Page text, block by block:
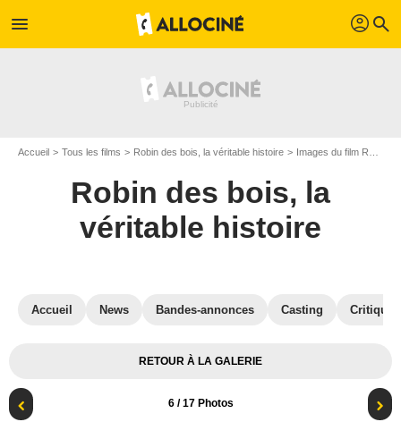
menu profil search
Accueil Tous les films Robin des bois, la véritable histoire Images du film Robin des bois, la véritable histoire
Robin des bois, la
véritable histoire
Accueil News Bandes-annonces Casting
RETOUR À LA GALERIE
6/ 17 Photos